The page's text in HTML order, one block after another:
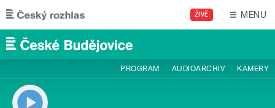
Přejít k hlavnímu obsahu
ŽIVĚ MENU
PROGRAM AUDIOARCHIV KAMERY